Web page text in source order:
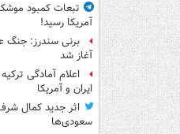
تبعات کمبود
آمریکا رسید!
برنی سندرز: جنگ
آغاز شد
اعلام آمادگی
ایران و آمریکا
اثر جدید کمال
سعودی‌ها